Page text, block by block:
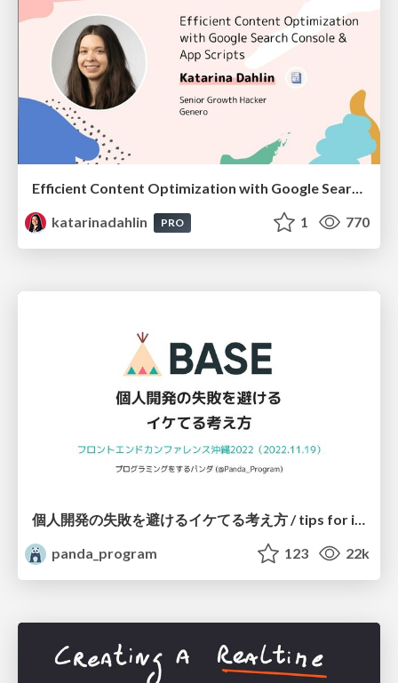
Efficient Content Optimization with Google Search Console & Apps Script
katarinadahlin
PRO 1 770
panda_program
123 22k